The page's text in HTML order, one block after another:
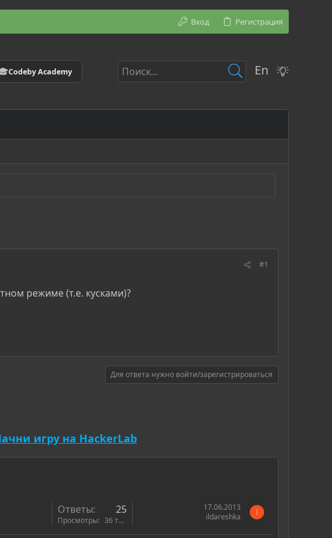
Вход Регистрация
Codeby Academy En
#1
режиме (т.е. кусками)?
Для ответа нужно войти/зарегистрироваться
игру на HackerLab
Ответы 25
Просмотры 36 тыс.
17.06.2013
ildareshka
I